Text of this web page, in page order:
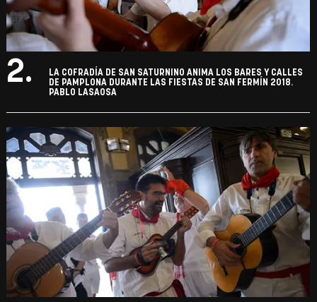
2.
LA COFRADÍA DE SAN SATURNINO ANIMA LOS BARES Y CALLES
DE PAMPLONA DURANTE LAS FIESTAS DE SAN FERMÍN 2018.
PABLO LASAOSA